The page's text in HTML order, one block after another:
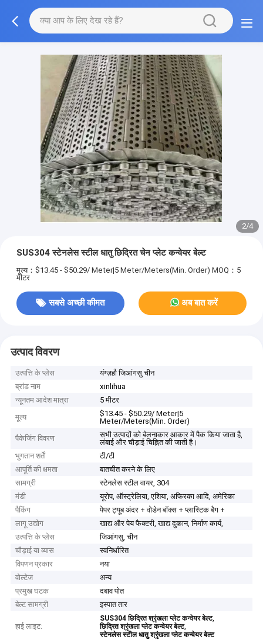
3/4
SUS304 स्टेनलेस स्टील धातु छिद्रित चेन प्लेट कन्वेयर बेल्ट
मूल्य：$13.45 - $50.29/ Meter|5 Meter/Meters(Min. Order) MOQ：5
मीटर
सबसे अच्छी कीमत अब बात करें
उत्पाद विवरण
उत्पत्ति के प्लेस
यंग्ज़हौ जिआंगसु चीन
ब्रांड नाम
xinlihua
न्यूनतम आदेश मात्रा
5 मीटर
मूल्य
$13.45 - $50.29/ Meter|5
Meter/Meters(Min. Order)
पैकेजिंग विवरण
सभी उत्पादों को बेलनाकार आकार में पैक किया जाता है,
लंबाई और चौड़ाई चिह्नित की जाती है।
भुगतान शर्तें
टी/टी
आपूर्ति की क्षमता
बातचीत करने के लिए
सामग्री
स्टेनलेस स्टील वायर, 304
मंडी
यूरोप, ऑस्ट्रेलिया, एशिया, अफिरका आदि, अमेरिका
पैकिंग
पेपर ट्यूब अंदर + वोडेन बॉक्स + प्लास्टिक बैग +
लागू उद्योग
खाद्य और पेय फैक्टरी, खाद्य दुकान, निर्माण कार्य,
उत्पत्ति के प्लेस
जिआंगसु, चीन
चौड़ाई या व्यास
स्वनिर्धारित
विपणन प्रकार
नया
वोल्टेज
अन्य
प्रमुख घटक
दबाव पोत
बेल्ट सामग्री
इस्पात तार
हाई लाइट:
SUS304 छिद्रित श्रृंखला प्लेट कन्वेयर बेल्ट,
छिद्रित श्रृंखला प्लेट कन्वेयर बेल्ट,
स्टेनलेस स्टील धातु श्रृंखला प्लेट कन्वेयर बेल्ट